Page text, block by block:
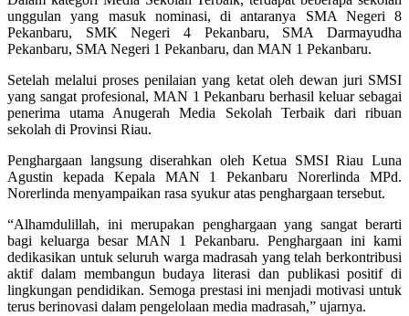
unggulan yang masuk nominasi, di antaranya SMA Negeri 8
Pekanbaru, SMK Negeri 4 Pekanbaru, SMA Darmayudha
Pekanbaru, SMA Negeri 1 Pekanbaru, dan MAN 1 Pekanbaru.
Setelah melalui proses penilaian yang ketat oleh dewan juri SMSI
yang sangat profesional, MAN 1 Pekanbaru berhasil keluar sebagai
penerima utama Anugerah Media Sekolah Terbaik dari ribuan
sekolah di Provinsi Riau.
Penghargaan langsung diserahkan oleh Ketua SMSI Riau Luna
Agustin kepada Kepala MAN 1 Pekanbaru Norerlinda MPd.
Norerlinda menyampaikan rasa syukur atas penghargaan tersebut.
“Alhamdulillah, ini merupakan penghargaan yang sangat berarti
bagi keluarga besar MAN 1 Pekanbaru. Penghargaan ini kami
dedikasikan untuk seluruh warga madrasah yang telah berkontribusi
aktif dalam membangun budaya literasi dan publikasi positif di
lingkungan pendidikan. Semoga prestasi ini menjadi motivasi untuk
terus berinovasi dalam pengelolaan media madrasah,” ujarnya.